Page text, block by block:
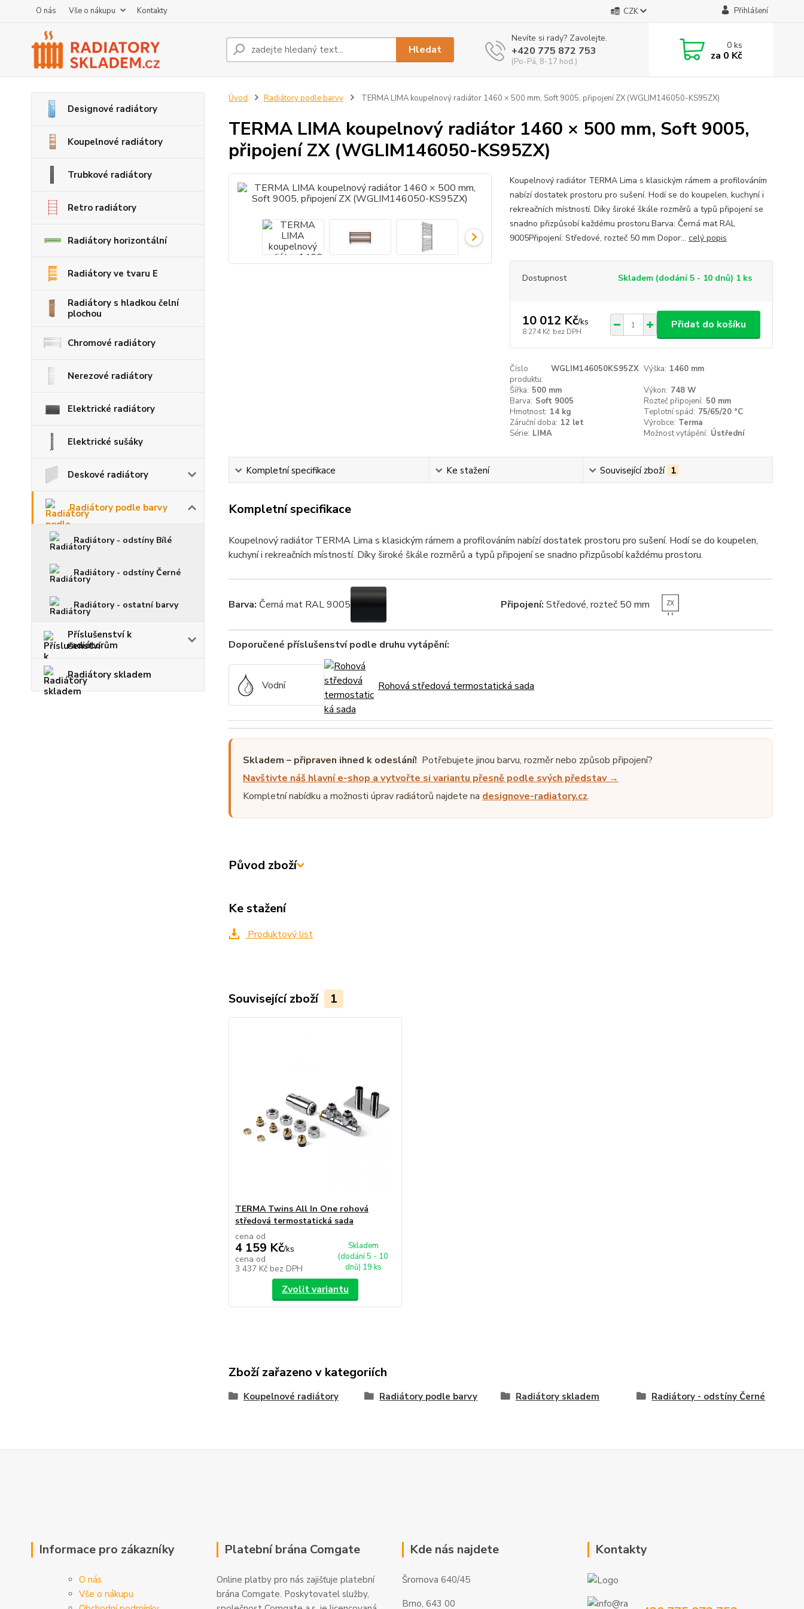
O nás Vše o nákupu Kontakty CZK Přihlášení
Hledat
Nevíte si rady? Zavolejte.
+420 775 872 753
(Po-Pá, 8-17 hod.)
0ks
za 0 Kč
Designové radiátory
Koupelnové radiátory
Trubkové radiátory
Retro radiátory
Radiátory horizontální
Radiátory ve tvaru E
Radiátory s hladkou čelní
plochou
Chromové radiátory
Nerezové radiátory
Elektrické radiátory
Elektrické sušáky
Deskové radiátory
Radiátory podle barvy
Radiátory - odstíny Bílé
Radiátory - odstíny Černé
Radiátory - ostatní barvy
Příslušenství k
radiátorům
Radiátory skladem
Úvod Radiátory podle barvy TERMA LIMA koupelnový radiátor 1460 × 500 mm, Soft 9005, připojení ZX (WGLIM146050-KS95ZX)
TERMA LIMA koupelnový radiátor 1460 × 500 mm, Soft 9005,
připojení ZX (WGLIM146050-KS95ZX)
Koupelnový radiátor TERMA Lima s klasickým rámem a profilováním
nabízí dostatek prostoru pro sušení. Hodí se do koupelen, kuchyní i
rekreačních místností. Díky široké škále rozměrů a typů připojení se
snadno přizpůsobí každému prostoru.Barva: Černá mat RAL
9005Připojení: Středové, rozteč 50 mm Dopor... celý popis
Dostupnost Skladem (dodání 5 - 10 dnů) 1 ks
10 012 Kč/ks
8 274 Kč bez DPH
Přidat do košíku
Číslo
produktu:
WGLIM146050KS95ZX Výška: 1460 mm
Šířka: 500 mm Výkon: 748 W
Barva: Soft 9005 Rozteč připojení: 50 mm
Hmotnost: 14 kg Teplotní spád: 75/65/20 °C
Záruční doba: 12 let Výrobce: Terma
Série: LIMA Možnost vytápění: Ústřední
Kompletní specifikace Ke stažení Související zboží 1
Kompletní specifikace
Koupelnový radiátor TERMA Lima s klasickým rámem a profilováním nabízí dostatek prostoru pro sušení. Hodí se do koupelen,
kuchyní i rekreačních místností. Díky široké škále rozměrů a typů připojení se snadno přizpůsobí každému prostoru.
Barva: Černá mat RAL 9005 Připojení: Středové, rozteč 50 mm
Doporučené příslušenství podle druhu vytápění:
Vodní Rohová středová termostatická sada
Skladem – připraven ihned k odeslání! Potřebujete jinou barvu, rozměr nebo způsob připojení?
Navštivte náš hlavní e-shop a vytvořte si variantu přesně podle svých představ →
Kompletní nabídku a možnosti úprav radiátorů najdete na designove-radiatory.cz.
Původ zboží
Ke stažení
Produktový list
Související zboží 1
TERMA Twins All In One rohová
středová termostatická sada
cena od
4 159 Kč/ks
cena od
3 437 Kč bez DPH
Skladem
(dodání 5 - 10
dnů) 19 ks
Zvolit variantu
Zboží zařazeno v kategoriích
Koupelnové radiátory Radiátory podle barvy Radiátory skladem Radiátory - odstíny Černé
Informace pro zákazníky
O nás
Vše o nákupu
Platební brána Comgate
Online platby pro nás zajišťuje platební
brána Comgate. Poskytovatel služby,
Kde nás najdete
Šromova 640/45
Brno, 643 00
Kontakty